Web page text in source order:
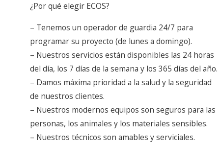
¿Por qué elegir ECOS?
– Tenemos un operador de guardia 24/7 para
programar su proyecto (de lunes a domingo).
– Nuestros servicios están disponibles las 24 horas
del día, los 7 días de la semana y los 365 días del año.
– Damos máxima prioridad a la salud y la seguridad
de nuestros clientes.
– Nuestros modernos equipos son seguros para las
personas, los animales y los materiales sensibles.
– Nuestros técnicos son amables y serviciales.